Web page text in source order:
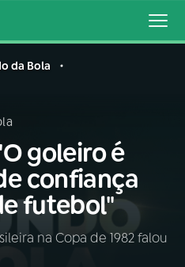
da Bola
goleiro é
confiança
futebol"
na Copa de 1982 falou